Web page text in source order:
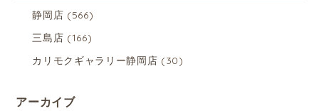
静岡店 (566)
三島店 (166)
カリモクギャラリー静岡店 (30)
アーカイブ